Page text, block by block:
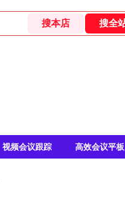
视频会议跟踪 高效会议平板